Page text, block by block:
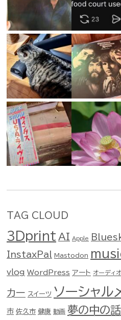
TAG CLOUD
3Dprint AI Apple
InstaxPal Mastodon
vlog WordPress アート オーディオ
カー スイーツ ソーシャル
市 佐久市 健康 動画 夢の中の話